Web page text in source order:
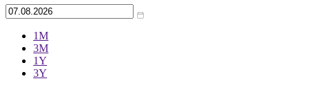
1М
3М
1Y
3Y